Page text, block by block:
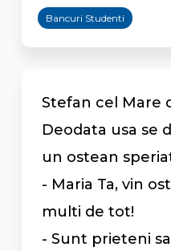
Bancuri Studenti
Stefan cel Mare
Deodata usa se
un ostean
- Maria Ta, vin
multi de tot!
- Sunt prieteni